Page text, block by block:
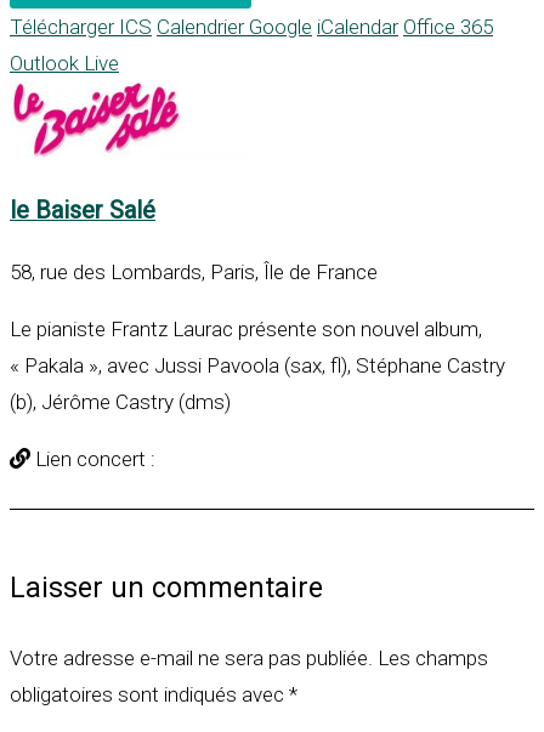
Télécharger ICS Calendrier Google iCalendar Office 365
Outlook Live
le Baiser Salé
58, rue des Lombards, Paris, Île de France
Le pianiste Frantz Laurac présente son nouvel album,
« Pakala », avec Jussi Pavoola (sax, fl), Stéphane Castry
(b), Jérôme Castry (dms)
Lien concert :
Laisser un commentaire
Votre adresse e-mail ne sera pas publiée. Les champs
obligatoires sont indiqués avec *